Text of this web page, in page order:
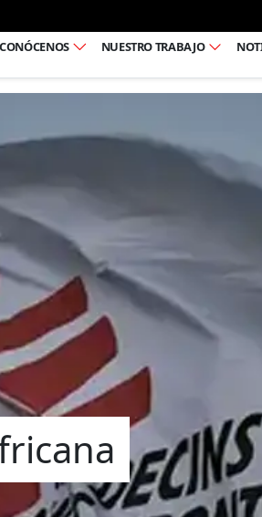
CONÓCENOS
NUESTRO TRABAJO